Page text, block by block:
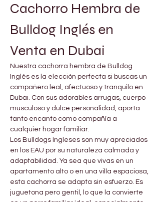
Cachorro Hembra de
Bulldog Inglés en
Venta en Dubai
Nuestra cachorra hembra de Bulldog
Inglés es la elección perfecta si buscas un
compañero leal, afectuoso y tranquilo en
Dubai. Con sus adorables arrugas, cuerpo
musculoso y dulce personalidad, aporta
tanto encanto como compañía a
cualquier hogar familiar.
Los Bulldogs Ingleses son muy apreciados
en los EAU por su naturaleza calmada y
adaptabilidad. Ya sea que vivas en un
apartamento alto o en una villa espaciosa,
esta cachorra se adapta sin esfuerzo. Es
juguetona pero gentil, lo que la convierte